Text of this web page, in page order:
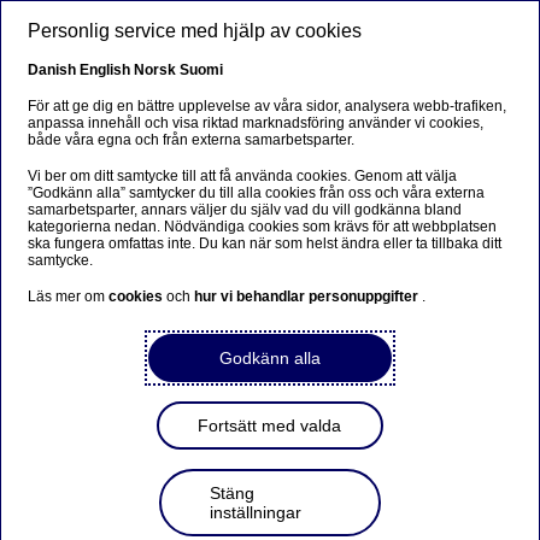
Hållbarhet
Wallenstam: Energirenovering
är positivt för både driftnettot
och klimatet
Fastighetsbolaget Wallenstam är lite av en
pionjär när det gäller hållbarhet. Redan 2013 blev
företaget självförsörjande på el och idag har de
ett ökat fokus på att optimera och effektivisera
energianvändningen. Alla företag har sin egen
resa och Wallenstam betonar att det är viktigt att
Personlig service med hjälp av cookies
Danish English Norsk Suomi
För att ge dig en bättre upplevelse av våra sidor, analysera webb-trafiken,
anpassa innehåll och visa riktad marknadsföring använder vi cookies,
både våra egna och från externa samarbetsparter.
Vi ber om ditt samtycke till att få använda cookies. Genom att välja
”Godkänn alla” samtycker du till alla cookies från oss och våra externa
samarbetsparter, annars väljer du själv vad du vill godkänna bland
kategorierna nedan. Nödvändiga cookies som krävs för att webbplatsen
ska fungera omfattas inte. Du kan när som helst ändra eller ta tillbaka ditt
samtycke.
Läs mer omcookiesoch hur vi behandlar personuppgifter .
Godkänn alla
Fortsätt med valda
Stäng
inställningar